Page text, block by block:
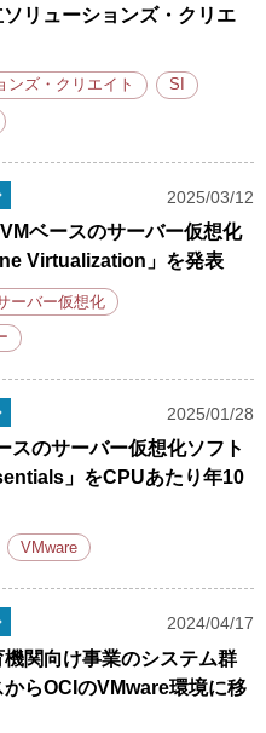
リューションズ・クリエ
ンズ・クリエイト SI
2025/03/12
ベースのサーバー仮想化
Virtualization」を発表
ーバー仮想化
2025/01/28
スのサーバー仮想化ソフト
」をCPUあたり年10
VMware
2024/04/17
関向け事業のシステム群
らOCIのVMware環境に移